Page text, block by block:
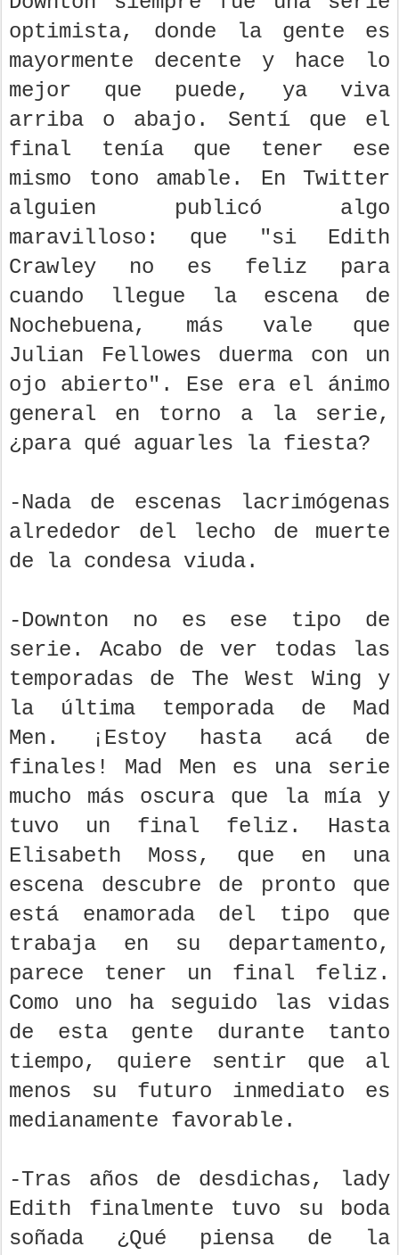
optimista, donde la gente es
mayormente decente y hace lo
mejor que puede, ya viva
arriba o abajo. Sentí que el
final tenía que tener ese
mismo tono amable. En Twitter
alguien publicó algo
maravilloso: que "si Edith
Crawley no es feliz para
cuando llegue la escena de
Nochebuena, más vale que
Julian Fellowes duerma con un
ojo abierto". Ese era el ánimo
general en torno a la serie,
¿para qué aguarles la fiesta?
-Nada de escenas lacrimógenas
alrededor del lecho de muerte
de la condesa viuda.
-Downton no es ese tipo de
serie. Acabo de ver todas las
temporadas de The West Wing y
la última temporada de Mad
Men. ¡Estoy hasta acá de
finales! Mad Men es una serie
mucho más oscura que la mía y
tuvo un final feliz. Hasta
Elisabeth Moss, que en una
escena descubre de pronto que
está enamorada del tipo que
trabaja en su departamento,
parece tener un final feliz.
Como uno ha seguido las vidas
de esta gente durante tanto
tiempo, quiere sentir que al
menos su futuro inmediato es
medianamente favorable.
-Tras años de desdichas, lady
Edith finalmente tuvo su boda
soñada ¿Qué piensa de la